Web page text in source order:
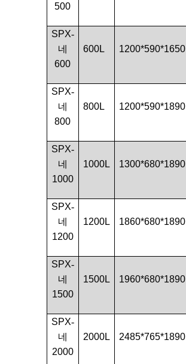
500
SPX-
네
600
600L 1200*590*1650
SPX-
네
800
800L 1200*590*1890
SPX-
네
1000
1000L 1300*680*1890
SPX-
네
1200
1200L 1860*680*1890
SPX-
네
1500
1500L 1960*680*1890
SPX-
네
2000
2000L 2485*765*1890